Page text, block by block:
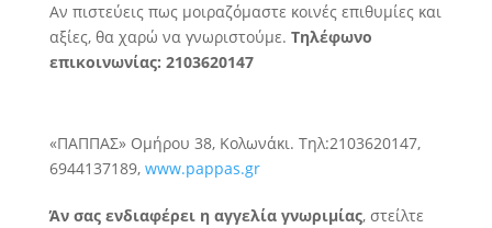
Αν πιστεύεις πως μοιραζόμαστε κοινές επιθυμίες και
αξίες, θα χαρώ να γνωριστούμε. Τηλέφωνο
επικοινωνίας: 2103620147
«ΠΑΠΠΑΣ» Ομήρου 38, Κολωνάκι. Τηλ:2103620147,
6944137189, www.pappas.gr
Άν σας ενδιαφέρει η αγγελία γνωριμίας, στείλτε